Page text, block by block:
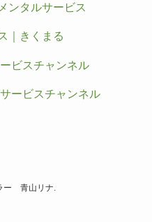
ンタルサービス
｜きくまる
ビスチャンネル
ービスチャンネル
ー 青山リナ.